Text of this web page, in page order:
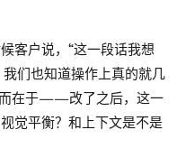
客户说，“这一段话我想
们也知道操作上真的就几
而在于——改了之后，这一
觉平衡？和上下文是不是